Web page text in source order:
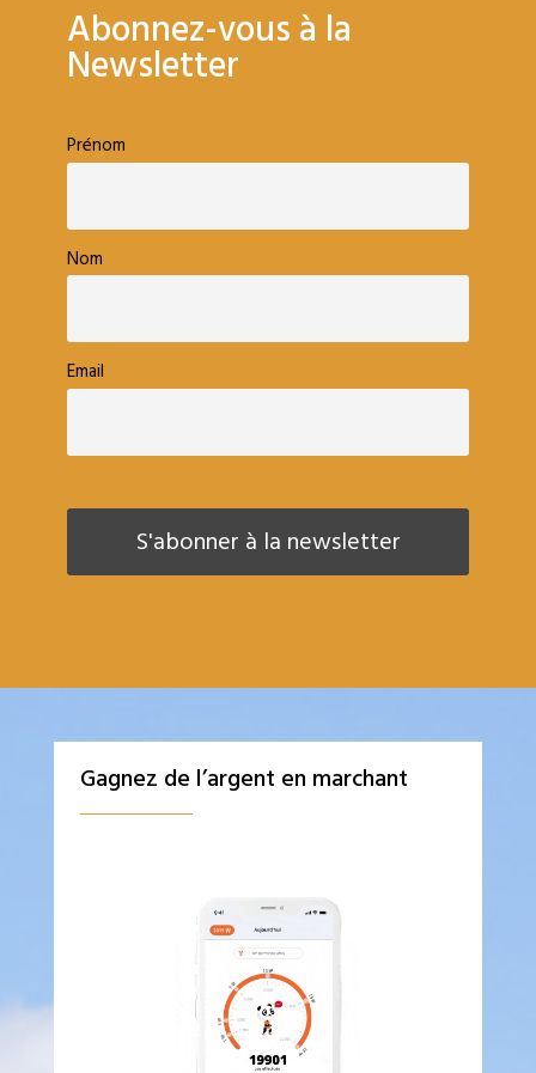
Abonnez-vous à la
Newsletter
Prénom
Nom
Email
Gagnez de l’argent en marchant